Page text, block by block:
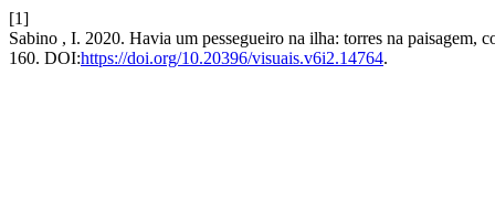
[1]
Sabino , I. 2020. Havia um pessegueiro na ilha: torres na paisagem,
160. DOI:https://doi.org/10.20396/visuais.v6i2.14764.